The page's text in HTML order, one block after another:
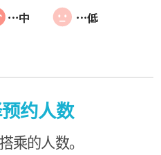
约人数
乘的人数。